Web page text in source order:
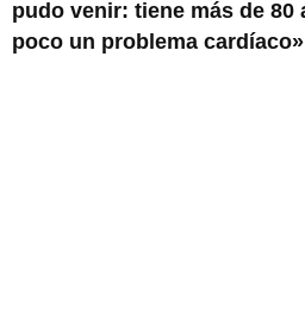
pudo venir: tiene más de 80
poco un problema cardíaco»